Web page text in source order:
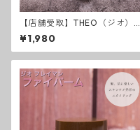
【店舗受取】THEO（ジオ）ソ
リッドホールドスプレー
¥1,980